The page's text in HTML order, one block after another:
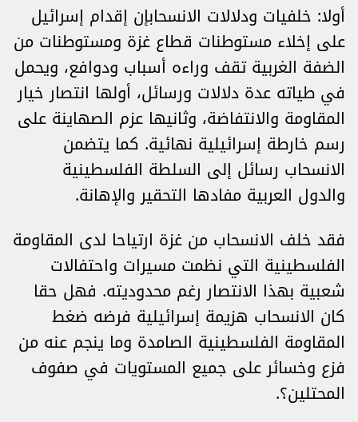
أولا: خلفيات ودلالات الانسحابإن إقدام إسرائيل
على إخلاء مستوطنات قطاع غزة ومستوطنات من
الضفة الغربية تقف وراءه أسباب ودوافع، ويحمل
في طياته عدة دلالات ورسائل، أولها انتصار خيار
المقاومة والانتفاضة، وثانيها عزم الصهاينة على
رسم خارطة إسرائيلية نهائية. كما يتضمن
الانسحاب رسائل إلى السلطة الفلسطينية
والدول العربية مفادها التحقير والإهانة.
فقد خلف الانسحاب من غزة ارتياحا لدى المقاومة
الفلسطينية التي نظمت مسيرات واحتفالات
شعبية بهذا الانتصار رغم محدوديته. فهل حقا
كان الانسحاب هزيمة إسرائيلية فرضه ضغط
المقاومة الفلسطينية الصامدة وما ينجم عنه من
فزع وخسائر على جميع المستويات في صفوف
المحتلين؟.